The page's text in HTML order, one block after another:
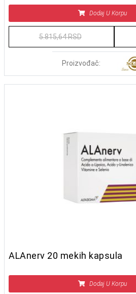
Dodaj U Korpu
5.815,64 RSD
Proizvođač:
ALAnerv 20 mekih kapsula
Dodaj U Korpu